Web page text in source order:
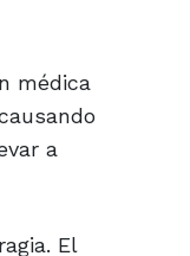
médica
a
El